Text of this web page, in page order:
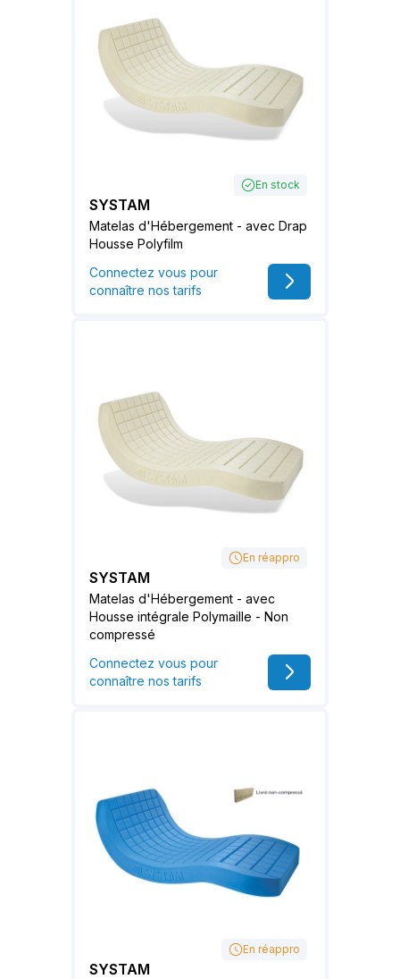
En stock
SYSTAM
Matelas d'Hébergement - avec Drap
Housse Polyfilm
Connectez vous pour
connaître nos tarifs
En réappro
SYSTAM
Matelas d'Hébergement - avec
Housse intégrale Polymaille - Non
compressé
Connectez vous pour
connaître nos tarifs
En réappro
SYSTAM